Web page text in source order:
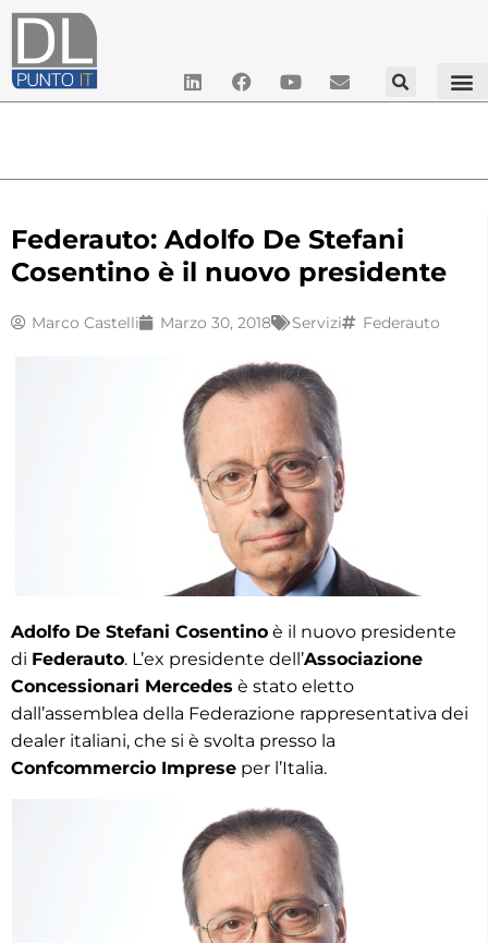
Federauto: Adolfo De Stefani
Cosentino è il nuovo presidente
Marco Castelli Marzo 30, 2018 Servizi Federauto
Adolfo De Stefani Cosentino è il nuovo presidente
di Federauto. L’ex presidente dell’Associazione
Concessionari Mercedes è stato eletto
dall’assemblea della Federazione rappresentativa dei
dealer italiani, che si è svolta presso la
Confcommercio Imprese per l’Italia.